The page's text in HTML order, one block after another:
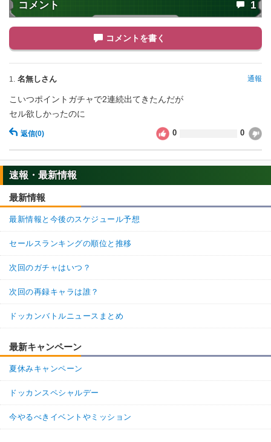
コメント 1
コメントを書く
1. 名無しさん 通報
こいつポイントガチャで2連続出てきたんだが
セル欲しかったのに
返信(0) 0 0
速報・最新情報
最新情報
最新情報と今後のスケジュール予想
セールスランキングの順位と推移
次回のガチャはいつ？
次回の再録キャラは誰？
ドッカンバトルニュースまとめ
最新キャンペーン
夏休みキャンペーン
ドッカンスペシャルデー
今やるべきイベントやミッション